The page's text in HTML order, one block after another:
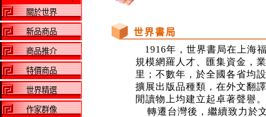
關於世界
新品商品
商品推介
特價商品
世界精選
作家群像
世界書局
1916年，世界書局在上海
規模網羅人才、匯集資金，
里；不數年，於全國各省均
擴展出版品種類，在外文翻
閒讀物上均建立起卓著聲譽。
轉遷台灣後，繼續致力於